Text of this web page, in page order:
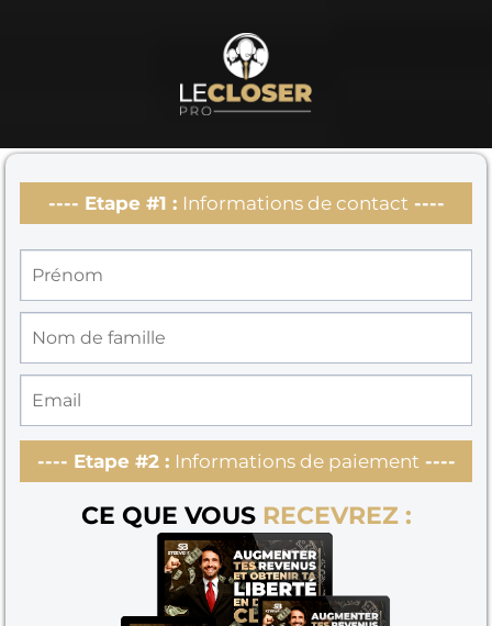
---- Etape #1 : Informations de contact ----
---- Etape #2 : Informations de paiement ----
CE QUE VOUS RECEVREZ :